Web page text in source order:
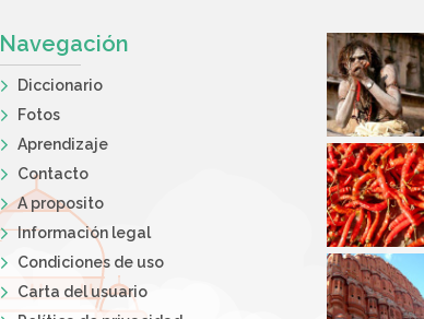
Navegación
Diccionario
Fotos
Aprendizaje
Contacto
A proposito
Información legal
Condiciones de uso
Carta del usuario